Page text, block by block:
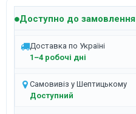
Доступно до замовлення
Доставка по Україні
1–4 робочі дні
Самовивіз у Шептицькому
Доступний